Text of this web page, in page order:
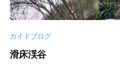
ガイドブログ
滑床渓谷